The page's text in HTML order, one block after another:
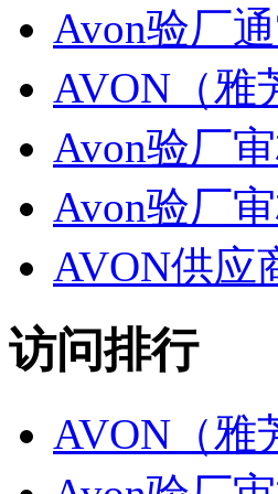
Avon验厂
AVON（雅
Avon验厂
Avon验厂
AVON供应
访问排行
AVON（雅